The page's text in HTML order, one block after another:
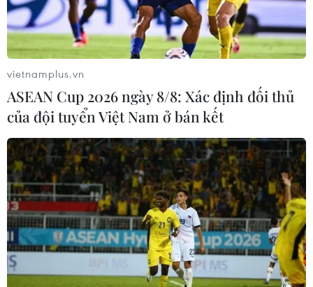
Triển lãm CES 2022: Khi vũ trụ ảo hiện
hữu trong thế giới thực
07/01/2022 09:39
Metaverse là một chủ đề nóng tại CES năm nay, khi các
công ty khởi nghiệp trình diễn các xu hướng công nghệ
vietnamplus.vn
ASEAN Cup 2026 ngày 8/8: Xác định đối thủ
của đội tuyển Việt Nam ở bán kết